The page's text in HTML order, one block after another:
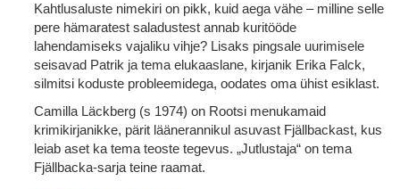
Kahtlusaluste nimekiri on pikk, kuid aega vähe – milline selle
pere hämaratest saladustest annab kuritööde
lahendamiseks vajaliku vihje? Lisaks pingsale uurimisele
seisavad Patrik ja tema elukaaslane, kirjanik Erika Falck,
silmitsi koduste probleemidega, oodates oma ühist esiklast.
Camilla Läckberg (s 1974) on Rootsi menukamaid
krimikirjanikke, pärit läänerannikul asuvast Fjällbackast, kus
leiab aset ka tema teoste tegevus. „Jutlustaja“ on tema
Fjällbacka-sarja teine raamat.